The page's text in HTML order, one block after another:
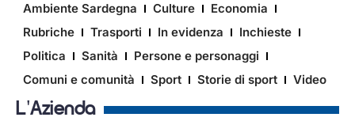
Ambiente Sardegna Culture
Economia
Rubriche
Trasporti In evidenza
Inchieste
Politica
Sanità
Persone e personaggi
Comuni e comunità
Sport Storie di sport Video
L'Azienda